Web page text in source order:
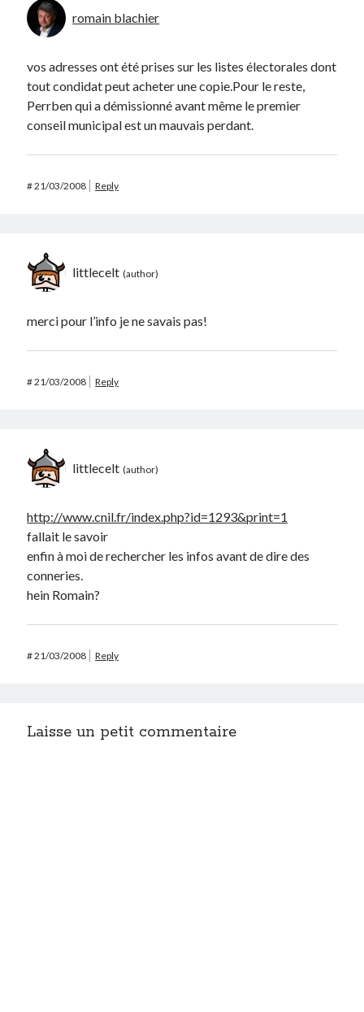
romain blachier
vos adresses ont été prises sur les listes électorales dont
tout condidat peut acheter une copie.Pour le reste,
Perrben qui a démissionné avant même le premier
conseil municipal est un mauvais perdant.
#21/03/2008 Reply
littlecelt
merci pour l’info je ne savais pas!
#21/03/2008 Reply
littlecelt
http://www.cnil.fr/index.php?id=1293&print=1
fallait le savoir
enfin à moi de rechercher les infos avant de dire des
conneries.
hein Romain?
#21/03/2008 Reply
Laisse un petit commentaire